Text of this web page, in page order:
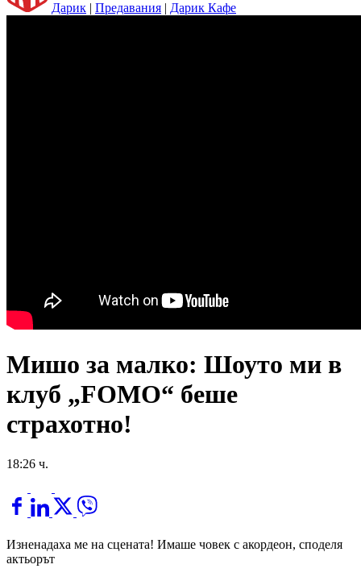
Дарик | Предавания | Дарик Кафе
Мишо за малко: Шоуто ми в
клуб „FOMO“ беше
страхотно!
18:26 ч.
Изненадаха ме на сцената! Имаше човек с акордеон, споделя
актьорът